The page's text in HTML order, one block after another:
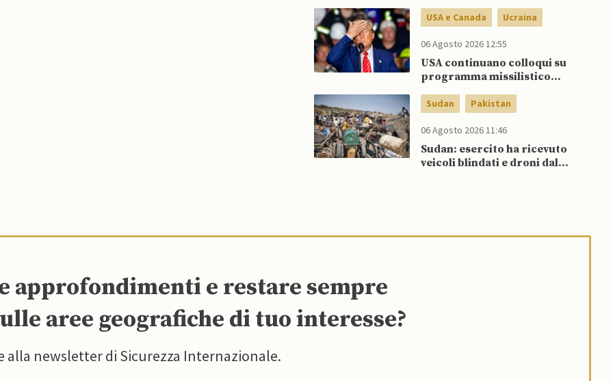
USA e Canada Ucraina
06 Agosto 2026 12:55
USA continuano colloqui su
programma missilistico
dubbi di Trump, affermano
Sudan Pakistan
06 Agosto 2026 11:46
Sudan: esercito ha ricevuto
veicoli blindati e droni dal
approfondimenti e restare sempre
aree geografiche di tuo interesse?
newsletter di Sicurezza Internazionale.